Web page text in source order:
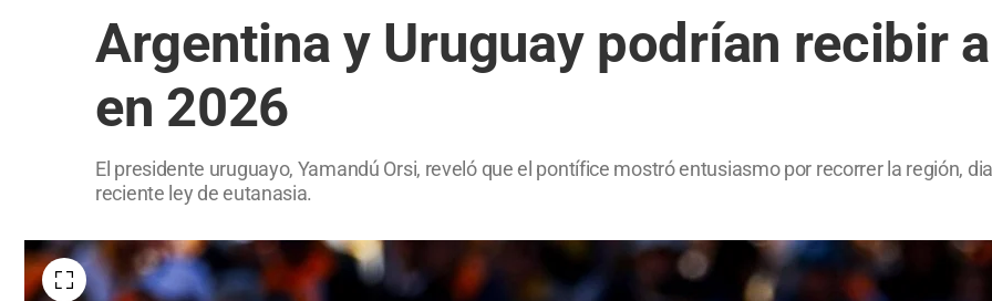
Argentina y Uruguay podrían recibir
en 2026
El presidente uruguayo, Yamandú Orsi, reveló que el pontífice mostró entusiasmo por recorrer la región,
reciente ley de eutanasia.